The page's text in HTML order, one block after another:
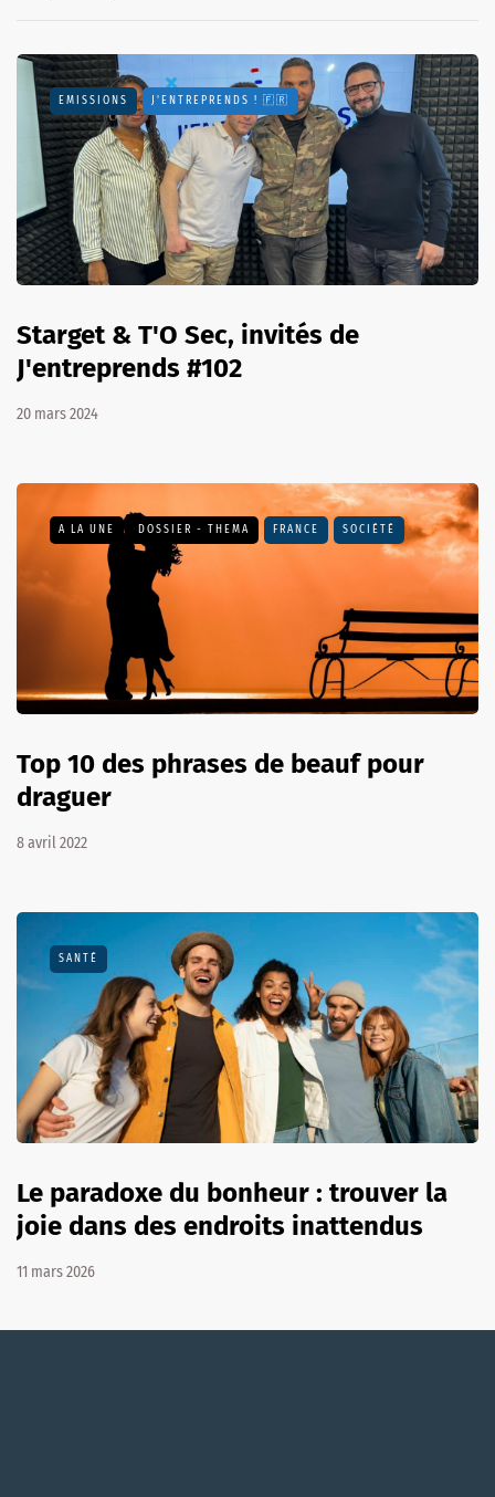
EMISSIONS J'ENTREPRENDS ! 🇫🇷
Starget & T'O Sec, invités de
J'entreprends #102
20 mars 2024
A LA UNE DOSSIER - THEMA FRANCE SOCIÉTÉ
Top 10 des phrases de beauf pour
draguer
8 avril 2022
SANTÉ
Le paradoxe du bonheur : trouver la
joie dans des endroits inattendus
11 mars 2026